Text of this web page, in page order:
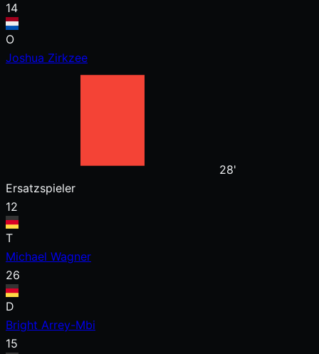
14
O
Joshua Zirkzee
28'
Ersatzspieler
12
T
Michael Wagner
26
D
Bright Arrey-Mbi
15